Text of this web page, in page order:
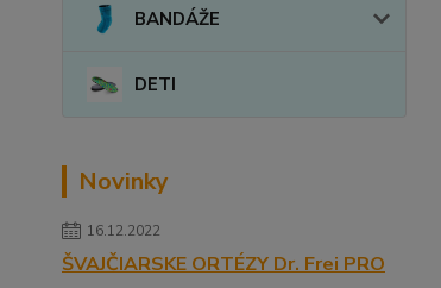
BANDÁŽE
DETI
Novinky
16.12.2022
ŠVAJČIARSKE ORTÉZY Dr. Frei PRO